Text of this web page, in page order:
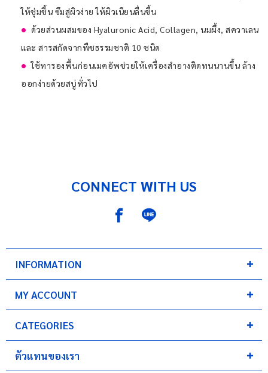
ให้ชุ่มชื้น ซึมสู่ผิวง่าย ให้ผิวเนียนลื่นขึ้น
ด้วยส่วนผสมของ Hyaluronic Acid, Collagen, นมผึ้ง, สควาเลน
และ สารสกัดจากพืชธรรมชาติ 10 ชนิด
ใช้ทารองพื้นก่อนเมคอัพช่วยให้เครื่องสำอางติดทนนานขึ้น ล้าง
ออกง่ายด้วยสบู่ทั่วไป
CONNECT WITH US
INFORMATION
MY ACCOUNT
CATEGORIES
ตัวแทนของเรา